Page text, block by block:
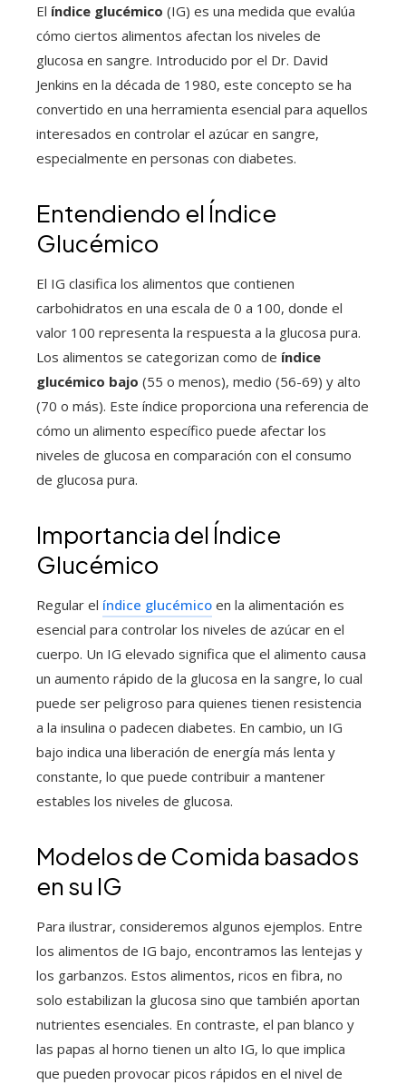
El índice glucémico (IG) es una medida que evalúa
cómo ciertos alimentos afectan los niveles de
glucosa en sangre. Introducido por el Dr. David
Jenkins en la década de 1980, este concepto se ha
convertido en una herramienta esencial para aquellos
interesados en controlar el azúcar en sangre,
especialmente en personas con diabetes.
Entendiendo el Índice
Glucémico
El IG clasifica los alimentos que contienen
carbohidratos en una escala de 0 a 100, donde el
valor 100 representa la respuesta a la glucosa pura.
Los alimentos se categorizan como de índice
glucémico bajo (55 o menos), medio (56-69) y alto
(70 o más). Este índice proporciona una referencia de
cómo un alimento específico puede afectar los
niveles de glucosa en comparación con el consumo
de glucosa pura.
Importancia del Índice
Glucémico
Regular el índice glucémico en la alimentación es
esencial para controlar los niveles de azúcar en el
cuerpo. Un IG elevado significa que el alimento causa
un aumento rápido de la glucosa en la sangre, lo cual
puede ser peligroso para quienes tienen resistencia
a la insulina o padecen diabetes. En cambio, un IG
bajo indica una liberación de energía más lenta y
constante, lo que puede contribuir a mantener
estables los niveles de glucosa.
Modelos de Comida basados
en su IG
Para ilustrar, consideremos algunos ejemplos. Entre
los alimentos de IG bajo, encontramos las lentejas y
los garbanzos. Estos alimentos, ricos en fibra, no
solo estabilizan la glucosa sino que también aportan
nutrientes esenciales. En contraste, el pan blanco y
las papas al horno tienen un alto IG, lo que implica
que pueden provocar picos rápidos en el nivel de